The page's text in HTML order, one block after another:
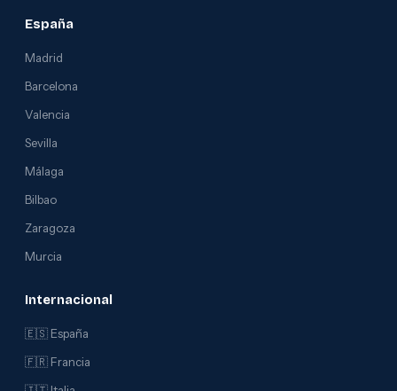
España
Madrid
Barcelona
Valencia
Sevilla
Málaga
Bilbao
Zaragoza
Murcia
Internacional
🇪🇸 España
🇫🇷 Francia